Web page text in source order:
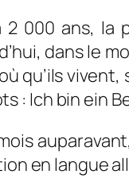
2 000 ans, la
dans le
qu’ils
: Ich bin ein
en langue